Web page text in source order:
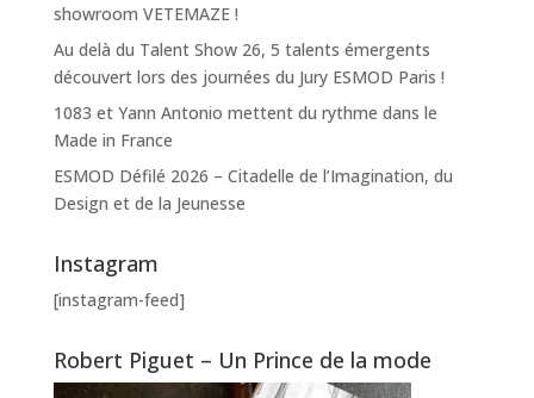
showroom VETEMAZE !
Au delà du Talent Show 26, 5 talents émergents
découvert lors des journées du Jury ESMOD Paris !
1083 et Yann Antonio mettent du rythme dans le
Made in France
ESMOD Défilé 2026 – Citadelle de l’Imagination, du
Design et de la Jeunesse
Instagram
[instagram-feed]
Robert Piguet – Un Prince de la mode